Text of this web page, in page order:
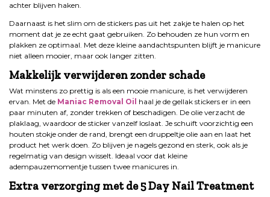
achter blijven haken.
Daarnaast is het slim om de stickers pas uit het zakje te halen op het
moment dat je ze echt gaat gebruiken. Zo behouden ze hun vorm en
plakken ze optimaal. Met deze kleine aandachtspunten blijft je manicure
niet alleen mooier, maar ook langer zitten.
Makkelijk verwijderen zonder schade
Wat minstens zo prettig is als een mooie manicure, is het verwijderen
ervan. Met de Maniac Removal Oil haal je de gellak stickers er in een
paar minuten af, zonder trekken of beschadigen. De olie verzacht de
plaklaag, waardoor de sticker vanzelf loslaat. Je schuift voorzichtig een
houten stokje onder de rand, brengt een druppeltje olie aan en laat het
product het werk doen. Zo blijven je nagels gezond en sterk, ook als je
regelmatig van design wisselt. Ideaal voor dat kleine
adempauzemomentje tussen twee manicures in.
Extra verzorging met de 5 Day Nail Treatment